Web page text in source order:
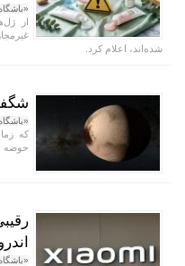
از
شده‌اند، اعلام کرد.
که
حوضه